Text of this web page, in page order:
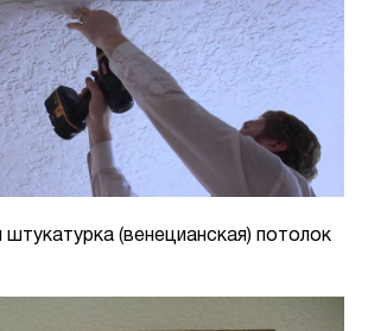
(венецианская) потолок